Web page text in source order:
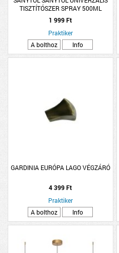
TISZTÍTÓSZER SPRAY 500ML
1 999 Ft
Praktiker
A bolthoz
Info
GARDINIA EURÓPA LAGO VÉGZÁRÓ
4 399 Ft
Praktiker
A bolthoz
Info